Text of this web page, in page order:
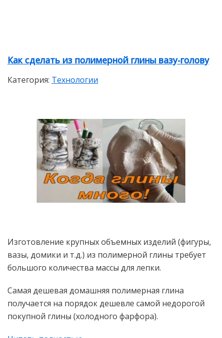
Как сделать из полимерной глины вазу-голову
Категория: Технологии
Изготовление крупных объемных изделий (фигуры,
вазы, домики и т.д.) из полимерной глины требует
большого количества массы для лепки.
Самая дешевая домашняя полимерная глина
получается на порядок дешевле самой недорогой
покупной глины (холодного фарфора).